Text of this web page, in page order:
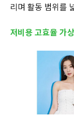
리며 활동 범위를
저비용 고효율 가